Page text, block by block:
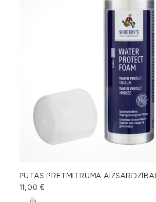
PUTAS PRETMITRUMA AIZSARDZĪBAI
11,00 €